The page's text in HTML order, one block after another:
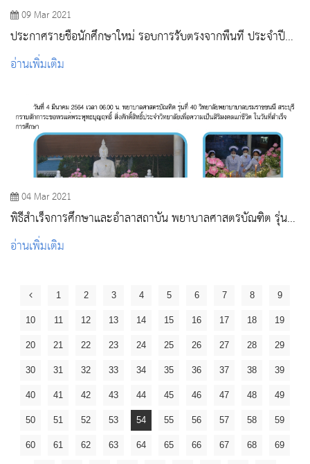
09 Mar 2021
ประกาศรายชื่อนักศึกษาใหม่ รอบการรับตรงจากพื้นที่ ประจำปี
การศึกษา 2564
อ่านเพิ่มเติม
04 Mar 2021
พิธีสำเร็จการศึกษาและอำลาสถาบัน พยาบาลศาสตรบัณฑิต รุ่นที่
40
อ่านเพิ่มเติม
1 2 3 4 5 6 7 8 9
10 11 12 13 14 15 16 17 18 19
20 21 22 23 24 25 26 27 28 29
30 31 32 33 34 35 36 37 38 39
40 41 42 43 44 45 46 47 48 49
50 51 52 53 54 55 56 57 58 59
60 61 62 63 64 65 66 67 68 69